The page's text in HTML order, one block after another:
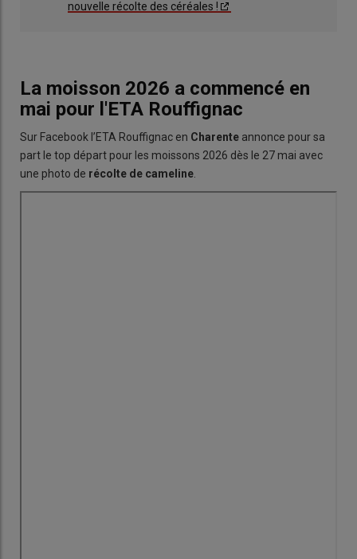
nouvelle récolte des céréales !
La moisson 2026 a commencé en
mai pour l'ETA Rouffignac
Sur Facebook l’ETA Rouffignac en Charente annonce pour sa
part le top départ pour les moissons 2026 dès le 27 mai avec
une photo de récolte de cameline.